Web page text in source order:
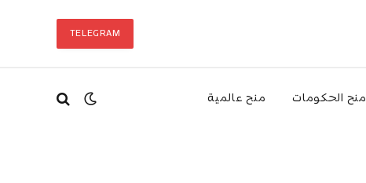
TELEGRAM
منح الحكومات منح عالمية